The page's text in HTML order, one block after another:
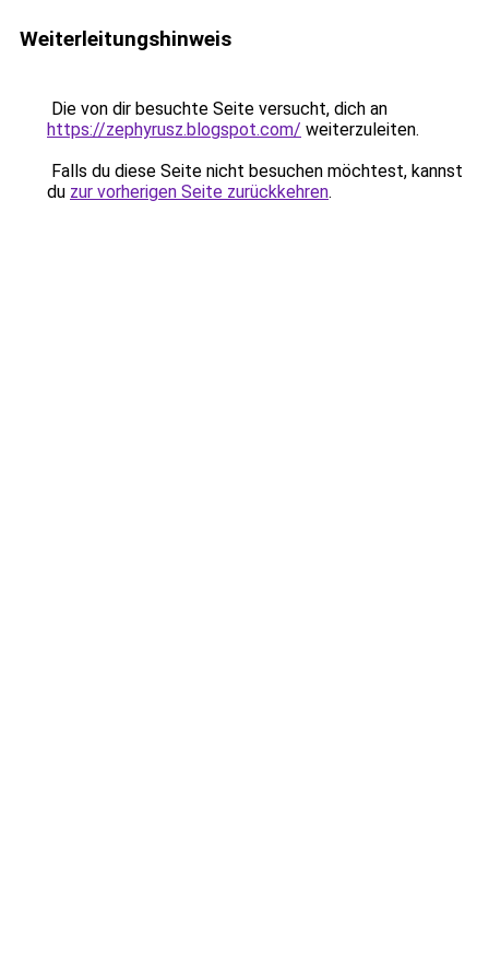
Weiterleitungshinweis
Die von dir besuchte Seite versucht, dich an
https://zephyrusz.blogspot.com/ weiterzuleiten.
Falls du diese Seite nicht besuchen möchtest, kannst
du zur vorherigen Seite zurückkehren.